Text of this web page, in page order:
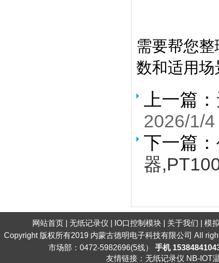
需要帮您
数和适用
上一篇：
2026/1/4
下一篇：
器
网站首页 无纸记录仪 IO口控制模块 关于我们
模
Copyright 版权所有2019 内蒙古德明电子科技有限公司 All
市场部：0472-5982696(5线） 手机
友情链接： 无纸记录仪 NB-IOT